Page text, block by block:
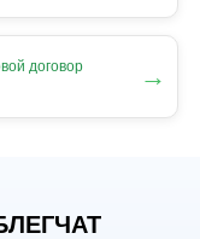
договор
→